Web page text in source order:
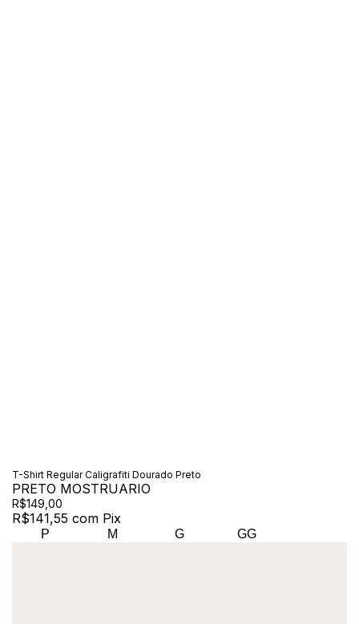
T-Shirt Regular Caligrafiti Dourado Preto
PRETO MOSTRUARIO
R$149,00
R$141,55 com Pix
P M G GG